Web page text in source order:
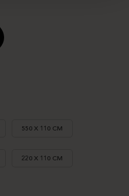
550 X 110 CM
220 X 110 CM